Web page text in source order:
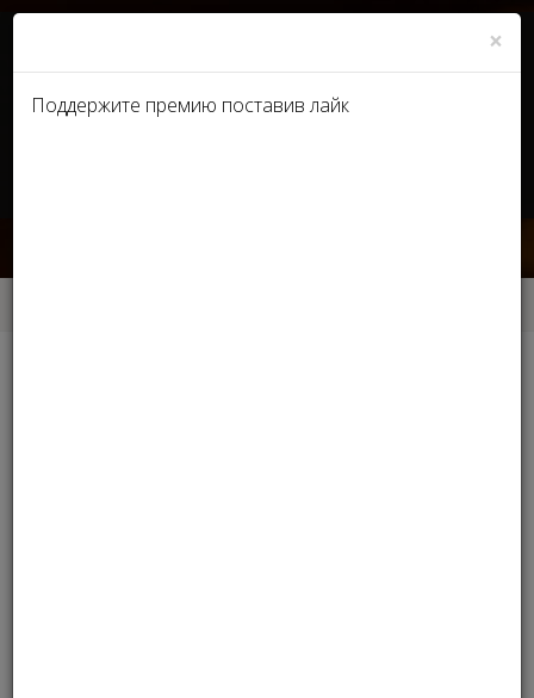
×
Поддержите премию поставив лайк